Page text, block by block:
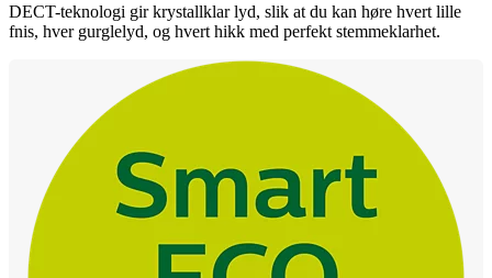
DECT-teknologi gir krystallklar lyd, slik at du kan høre hvert lille
fnis, hver gurglelyd, og hvert hikk med perfekt stemmeklarhet.